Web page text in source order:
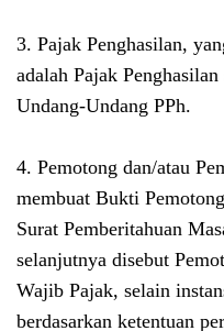
3. Pajak Penghasilan,
adalah Pajak
Undang-Undang PPh.
4. Pemotong dan/atau
membuat Bukti
Surat Pemberitahuan
selanjutnya disebut
Wajib Pajak, selain
berdasarkan ketentuan